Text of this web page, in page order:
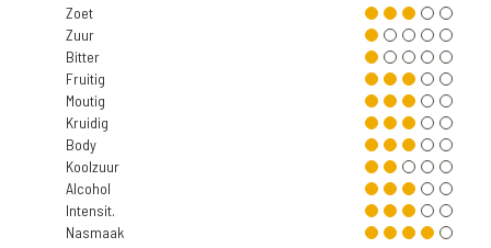
Zoet
Zuur
Bitter
Fruitig
Moutig
Kruidig
Body
Koolzuur
Alcohol
Intensit.
Nasmaak